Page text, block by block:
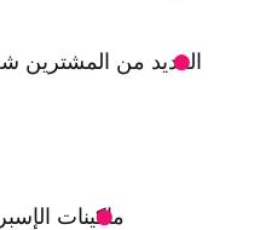
العديد من المشترين
ماكينات